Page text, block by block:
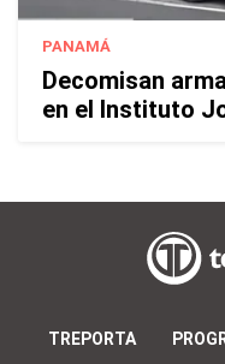
PANAMÁ
Decomisan
en el Instituto
TREPORTA